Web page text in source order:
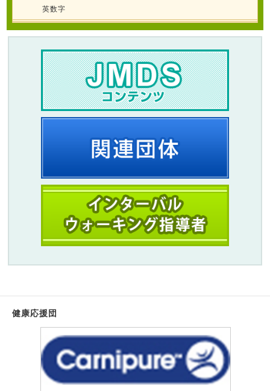
英数字
健康応援団